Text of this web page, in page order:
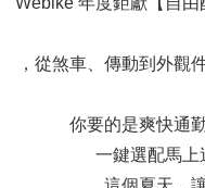
，從煞車、傳動到外觀
你要的是爽快通
一鍵選配馬上
這個夏天，